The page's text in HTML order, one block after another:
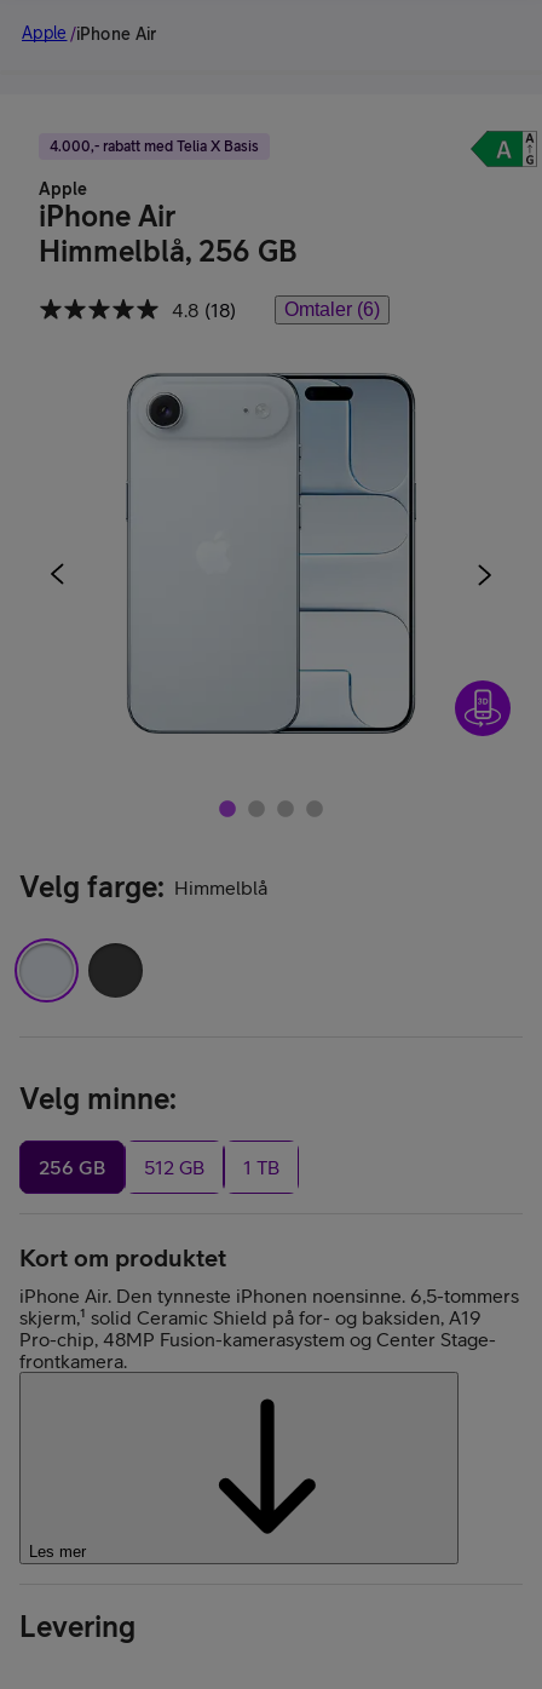
Apple /iPhone Air
4.000,- rabatt med Telia X Basis
Apple
iPhone Air
Himmelblå, 256 GB
4.8 (18) Omtaler (6)
Velg farge: Himmelblå
Velg minne:
256 GB 512 GB 1 TB
Kort om produktet
iPhone Air. Den tynneste iPhonen noensinne. 6,5-tommers
skjerm,¹ solid Ceramic Shield på for- og baksiden, A19
Pro-chip, 48MP Fusion-kamerasystem og Center Stage-
frontkamera.
Les mer
Levering